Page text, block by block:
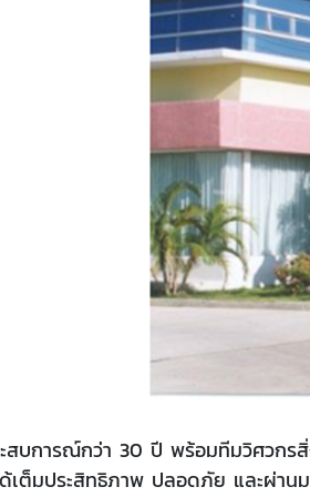
ะสบการณ์กว่า 30 ปี พร้อมทีมวิศวกร
ด้เต็มประสิทธิภาพ ปลอดภัย และผ่า